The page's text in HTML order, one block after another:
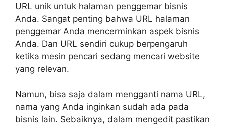
URL unik untuk halaman penggemar bisnis
Anda. Sangat penting bahwa URL halaman
penggemar Anda mencerminkan aspek bisnis
Anda. Dan URL sendiri cukup berpengaruh
ketika mesin pencari sedang mencari website
yang relevan.
Namun, bisa saja dalam mengganti nama URL,
nama yang Anda inginkan sudah ada pada
bisnis lain. Sebaiknya, dalam mengedit pastikan